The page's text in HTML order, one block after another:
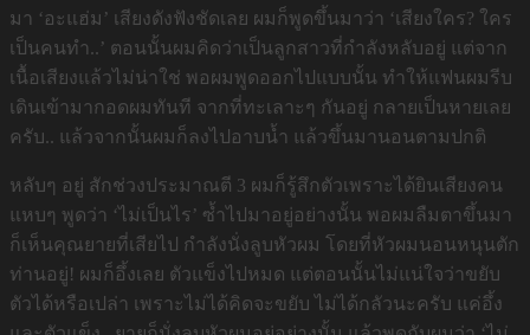
มา ‘อะแฮ่ม’ เสียงดังฟังชัดเลย ผมก็พูดขึ้นมาว่า ‘เสียงใคร? ใคร
เป็นคนทำ..’ ตอนนั้นผมคิดว่าเป็นลูกสาวที่กำลังหลับอยู่ แต่จาก
เนื้อเสียงแล้วไม่น่าใช่ พอผมพูดออกไปแบบนั้น ทำให้แฟนผมรีบ
เดินเข้ามากอดผมทันที จากที่ทะเลาะๆ กันอยู่ กลายเป็นหายเลย
ครับ.. แล้วจากนั้นผมก็ลงไปอาบน้ำ แล้วขึ้นมานอนตามปกติ
หลับๆ อยู่ สักช่วงประมาณตี 3 ผมก็รู้สึกตัวเพราะได้ยินเสียงคน
แหบๆ พูดว่า ‘ไม่เป็นไร’ ซ้ำไปมาอยู่อย่างนั้น พอผมลืมตาขึ้นมา
ก็เห็นคุณยายที่เสียไป กำลังนั่งลูบหัวผม โดยที่หัวผมนอนหนุนตัก
ท่านอยู่! ผมก็อึ้งเลย ตัวแข็งไปหมด แต่ตอนนั้นไม่แน่ใจว่าขยับ
ตัวได้หรือเปล่า เพราะไม่ได้คิดจะขยับ ไม่ได้กลัวนะครับ แค่อึ้ง